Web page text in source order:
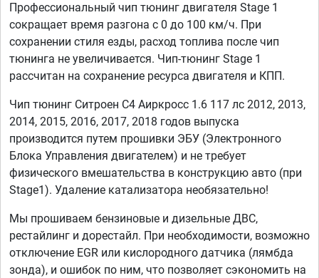
Профессиональный чип тюнинг двигателя Stage 1
сокращает время разгона с 0 до 100 км/ч. При
сохранении стиля езды, расход топлива после чип
тюнинга не увеличивается. Чип-тюнинг Stage 1
рассчитан на сохранение ресурса двигателя и КПП.
Чип тюнинг Ситроен С4 Аиркросс 1.6 117 лс 2012, 2013,
2014, 2015, 2016, 2017, 2018 годов выпуска
производится путем прошивки ЭБУ (Электронного
Блока Управления двигателем) и не требует
физического вмешательства в конструкцию авто (при
Stage1). Удаление катализатора необязательно!
Мы прошиваем бензиновые и дизельные ДВС,
рестайлинг и дорестайл. При необходимости, возможно
отключение EGR или кислородного датчика (лямбда
зонда), и ошибок по ним, что позволяет сэкономить на